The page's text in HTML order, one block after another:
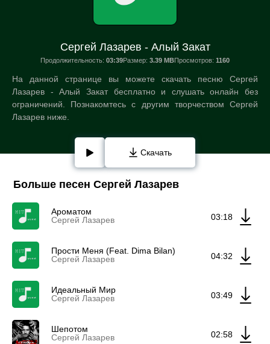
Сергей Лазарев - Алый Закат
Продолжительность: 03:39Размер: 3.39 MBПросмотров: 1160
На данной странице вы можете скачать песню Сергей
Лазарев - Алый Закат бесплатно и слушать онлайн без
ограничений. Познакомтесь с другим творчеством Сергей
Лазарев ниже.
Скачать
Больше песен Сергей Лазарев
Ароматом
Сергей Лазарев
03:18
Прости Меня (Feat. Dima Bilan)
Сергей Лазарев
04:32
Идеальный Мир
Сергей Лазарев
03:49
Шепотом
Сергей Лазарев
02:58